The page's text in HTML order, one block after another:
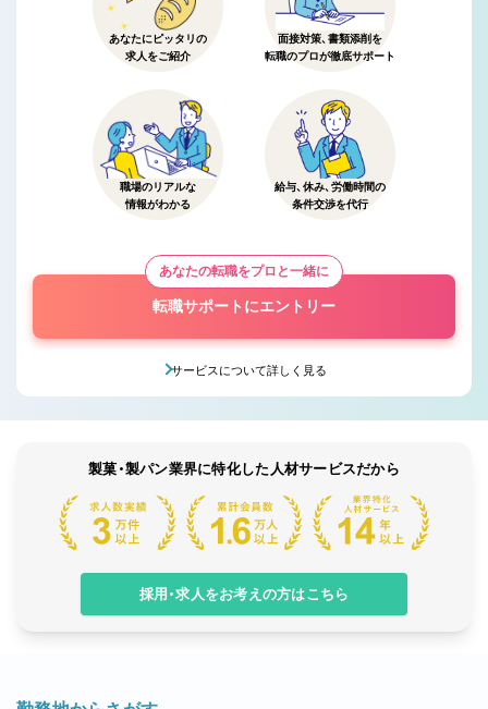
あなたにピッタリの
求人をご紹介
面接対策、書類添削を
転職のプロが徹底サポート
職場のリアルな
情報がわかる
給与、休み、労働時間の
条件交渉を代行
あなたの転職をプロと一緒に
転職サポートにエントリー
サービスについて詳しく見る
製菓・製パン業界に特化した人材サービスだから
採用・求人をお考えの方はこちら